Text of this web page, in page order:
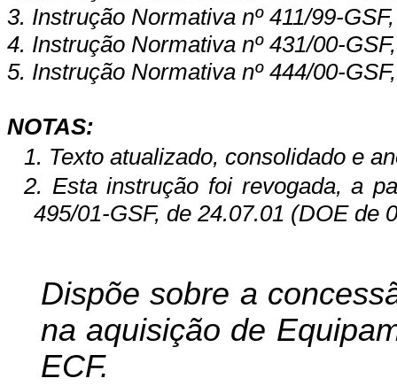
3. Instrução Normativa nº 411/99-
4. Instrução Normativa nº 431/00-
5. Instrução Normativa nº 444/00-
NOTAS:
1. Texto atualizado, consolidado e
2. Esta instrução foi revogada, a
495/01-GSF, de 24.07.01 (DOE de
Dispõe sobre a
na aquisição de
ECF.